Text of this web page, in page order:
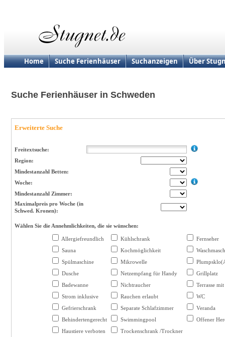
Home Suche Ferienhäuser Suchanzeigen Über
Suche Ferienhäuser in Schweden
Erweiterte Suche
Freitextsuche:
Region:
Mindestanzahl Betten:
Woche:
Mindestanzahl Zimmer:
Maximalpreis pro Woche (in
Schwed. Kronen):
Wählen Sie die Annehmlichkeiten, die sie wünschen:
Allergiefreundlich Kühlschrank
Fernseher
Sauna
Kochmöglichkeit
Spülmaschine
Mikrowelle
Dusche
Netzempfang für Handy
Grillplatz
Badewanne
Nichtraucher
Terrasse
Strom inklusive
Rauchen erlaubt
WC
Gefrierschrank
Separate Schlafzimmer
Veranda
Behindertengerecht
Swimmingpool
Offener
Haustiere verboten
Trockenschrank /Trockner